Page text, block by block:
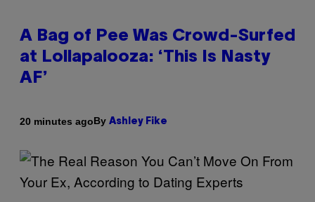
A Bag of Pee Was Crowd-Surfed
at Lollapalooza: ‘This Is Nasty
AF’
20 minutes agoBy Ashley Fike